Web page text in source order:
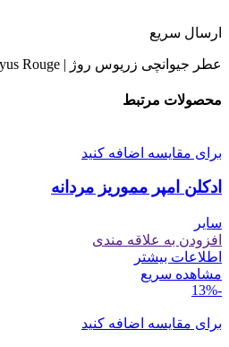
ارسال سریع
عطر جیوانچی زریوس روژ | Givenchy Xeryus Rouge
محصولات مرتبط
برای مقایسه اضافه کنید
ادکلن امپر مموریز مردانه
سایر
افزودن به علاقه مندی
اطلاعات بیشتر
مشاهده سریع
-13%
برای مقایسه اضافه کنید